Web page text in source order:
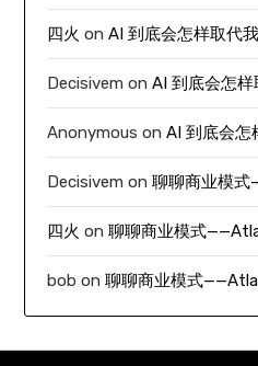
四火 onAI 到底会怎样取代
Decisivem onAI 到底会怎
Anonymous onAI 到底会怎
Decisivem on聊聊商业模
四火 on聊聊商业模式
bob on聊聊商业模式